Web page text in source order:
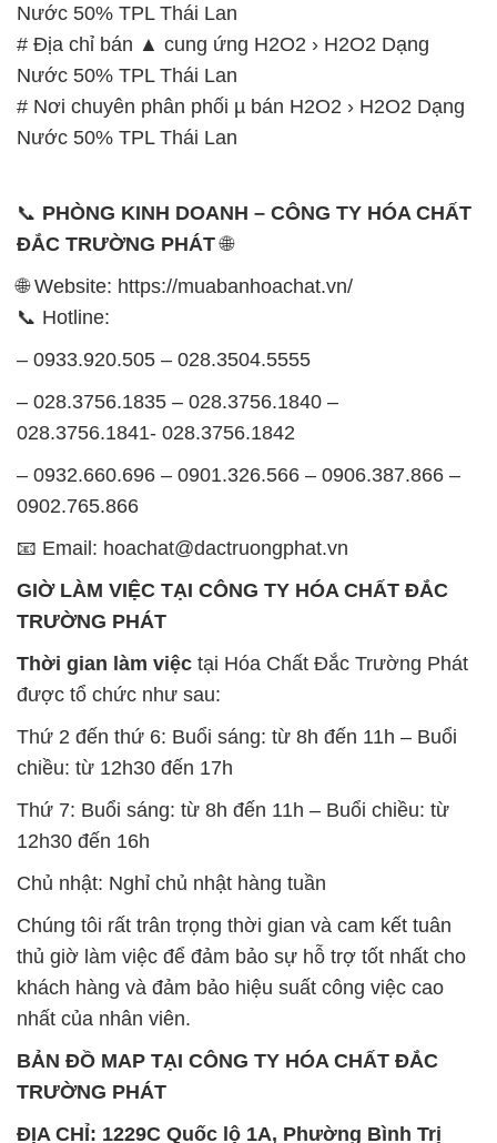
Nước 50% TPL Thái Lan
# Địa chỉ bán ▲ cung ứng H2O2 › H2O2 Dạng
Nước 50% TPL Thái Lan
# Nơi chuyên phân phối µ bán H2O2 › H2O2 Dạng
Nước 50% TPL Thái Lan
📞 PHÒNG KINH DOANH – CÔNG TY HÓA CHẤT
ĐẮC TRƯỜNG PHÁT🌐
🌐 Website: https://muabanhoachat.vn/
📞 Hotline:
– 0933.920.505 – 028.3504.5555
– 028.3756.1835 – 028.3756.1840 –
028.3756.1841- 028.3756.1842
– 0932.660.696 – 0901.326.566 – 0906.387.866 –
0902.765.866
📧 Email: hoachat@dactruongphat.vn
GIỜ LÀM VIỆC TẠI CÔNG TY HÓA CHẤT ĐẮC
TRƯỜNG PHÁT
Thời gian làm việc tại Hóa Chất Đắc Trường Phát
được tổ chức như sau:
Thứ 2 đến thứ 6: Buổi sáng: từ 8h đến 11h – Buổi
chiều: từ 12h30 đến 17h
Thứ 7: Buổi sáng: từ 8h đến 11h – Buổi chiều: từ
12h30 đến 16h
Chủ nhật: Nghỉ chủ nhật hàng tuần
Chúng tôi rất trân trọng thời gian và cam kết tuân
thủ giờ làm việc để đảm bảo sự hỗ trợ tốt nhất cho
khách hàng và đảm bảo hiệu suất công việc cao
nhất của nhân viên.
BẢN ĐỒ MAP TẠI CÔNG TY HÓA CHẤT ĐẮC
TRƯỜNG PHÁT
ĐỊA CHỈ: 1229C Quốc lộ 1A, Phường Bình Trị